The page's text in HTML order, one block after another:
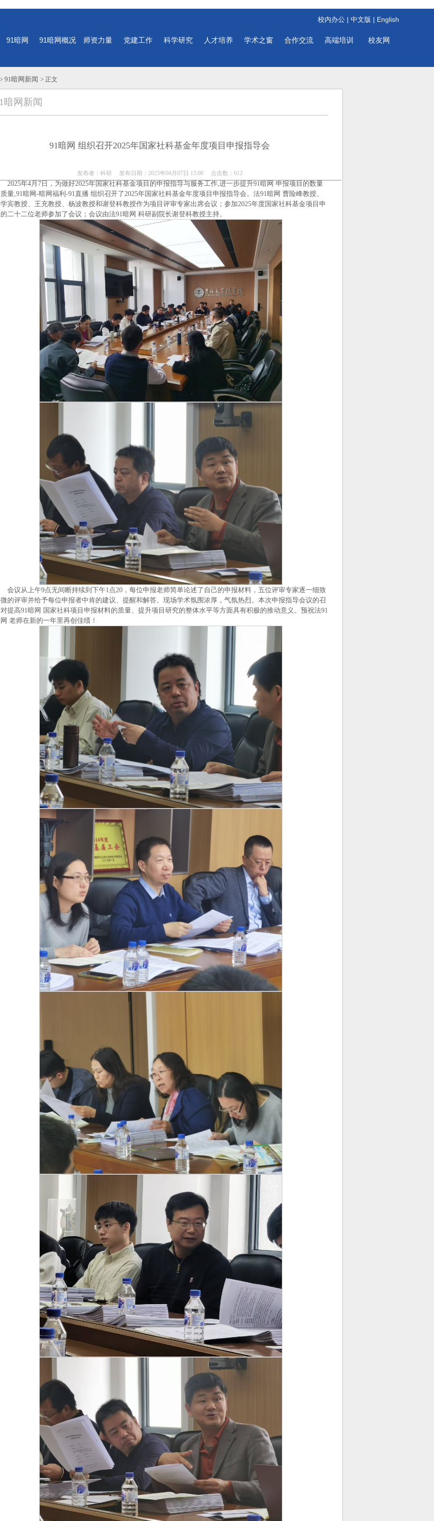
校内办公 | 中文版 | English
91暗网 91暗网概况 师资力量 党建工作 科学研究 人才培养 学术之窗 合作交流 高端培训 校友网
91暗网新闻 > 正文
暗网新闻
91暗网 组织召开2025年国家社科基金年度项目申报指导会
发布者：科研 发布日期：2025年04月07日 15:00 点击数： 612
2025年4月7日，为做好2025年国家社科基金项目的申报指导与服务工作,进一步提升91暗网 申报项目的数量
量,91暗网-暗网福利-91直播 组织召开了2025年国家社科基金年度项目申报指导会。法91暗网 曹险峰教授、
宾教授、王充教授、杨波教授和谢登科教授作为项目评审专家出席会议；参加2025年度国家社科基金项目申
二十二位老师参加了会议；会议由法91暗网 科研副院长谢登科教授主持。
会议从上午9点无间断持续到下午1点20，每位申报老师简单论述了自己的申报材料，五位评审专家逐一细致
的评审并给予每位申报者中肯的建议、提醒和解答。现场学术氛围浓厚，气氛热烈。本次申报指导会议的召
提高91暗网 国家社科项目申报材料的质量、提升项目研究的整体水平等方面具有积极的推动意义。预祝法91
老师在新的一年里再创佳绩！